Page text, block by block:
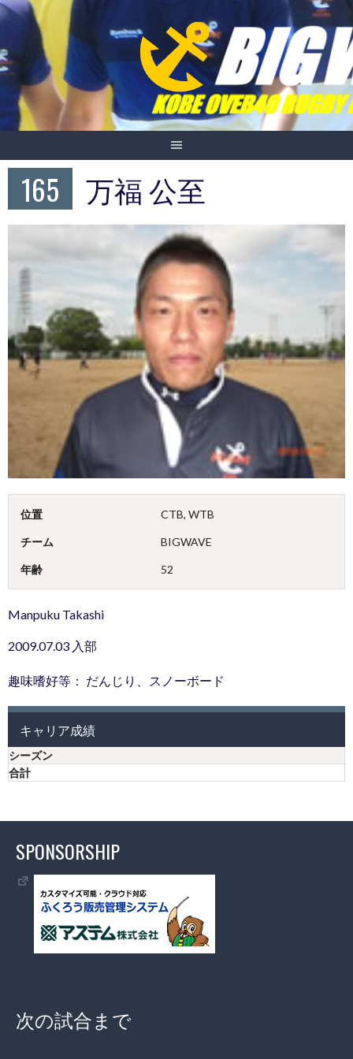
Skip
content
165 万福 公至
位置 CTB, WTB
チーム BIGWAVE
年齢 52
Manpuku Takashi
2009.07.03 入部
趣味嗜好等： だんじり、スノーボード
キャリア成績
シーズン
合計
SPONSORSHIP
次の試合まで